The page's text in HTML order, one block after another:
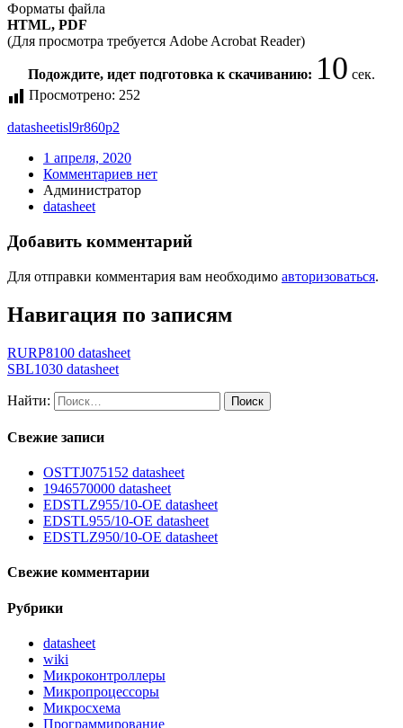
Форматы файла
HTML, PDF
(Для просмотра требуется Adobe Acrobat Reader)
Подождите, идет подготовка к скачиванию: 10 сек.
Просмотрено: 252
datasheetisl9r860p2
1 апреля, 2020
Комментариев нет
Администратор
datasheet
Добавить комментарий
Для отправки комментария вам необходимо авторизоваться.
Навигация по записям
RURP8100 datasheet
SBL1030 datasheet
Найти:
Свежие записи
OSTTJ075152 datasheet
1946570000 datasheet
EDSTLZ955/10-OE datasheet
EDSTL955/10-OE datasheet
EDSTLZ950/10-OE datasheet
Свежие комментарии
Рубрики
datasheet
wiki
Микроконтроллеры
Микропроцессоры
Микросхема
Программирование